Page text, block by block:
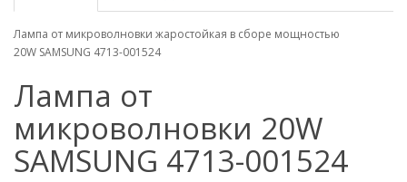
Лампа от микроволновки жаростойкая в сборе мощностью
20W SAMSUNG 4713-001524
Лампа от
микроволновки 20W
SAMSUNG 4713-001524